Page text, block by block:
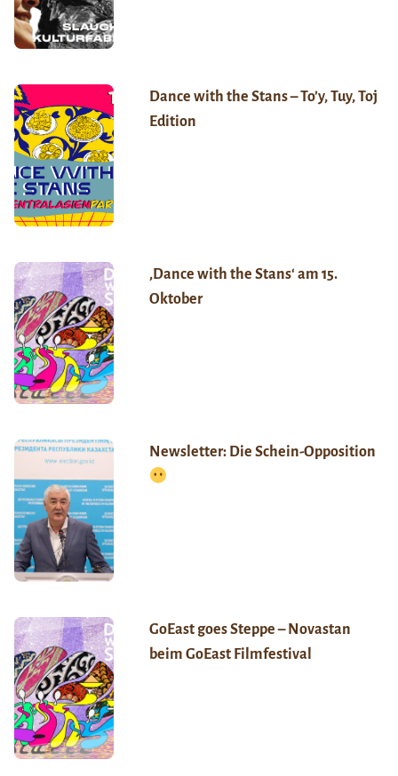
Dance with the Stans – To’y, Tuy, Toj
Edition
‚Dance with the Stans‘ am 15.
Oktober
Newsletter: Die Schein-Opposition
GoEast goes Steppe – Novastan
beim GoEast Filmfestival